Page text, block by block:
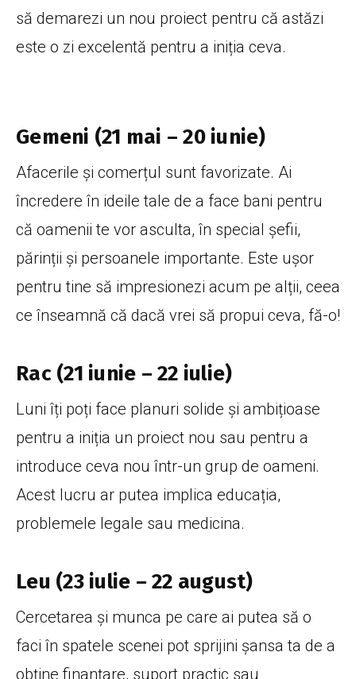
să demarezi un nou proiect pentru că astăzi
este o zi excelentă pentru a iniția ceva.
Gemeni (21 mai – 20 iunie)
Afacerile și comerțul sunt favorizate. Ai
încredere în ideile tale de a face bani pentru
că oamenii te vor asculta, în special șefii,
părinții și persoanele importante. Este ușor
pentru tine să impresionezi acum pe alții, ceea
ce înseamnă că dacă vrei să propui ceva, fă-o!
Rac (21 iunie – 22 iulie)
Luni îți poți face planuri solide și ambițioase
pentru a iniția un proiect nou sau pentru a
introduce ceva nou într-un grup de oameni.
Acest lucru ar putea implica educația,
problemele legale sau medicina.
Leu (23 iulie – 22 august)
Cercetarea și munca pe care ai putea să o
faci în spatele scenei pot sprijini șansa ta de a
obține finanțare, suport practic sau